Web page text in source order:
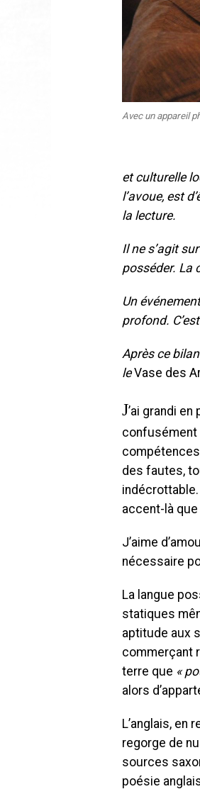
Avec un appareil
et culturelle
l’avoue, est
la lecture.
Il ne s’agit
posséder. La
Un
profond.
Après ce
leVase des
J’ai grandi
confusément
des fautes,
accent-là
J’aime
nécessaire
La langue
statiques
aptitude aux
commerçant
terre que «
alors
L’anglais,
regorge de
sources
poésie